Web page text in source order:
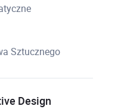
Sztucznego
Design